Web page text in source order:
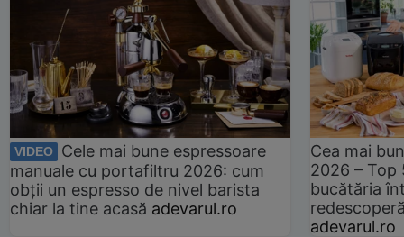
VIDEO
Cele mai bune espressoare
manuale cu portafiltru 2026: cum
obții un espresso de nivel barista
chiar la tine acasă adevarul.ro
Cea mai
2026 –
bucătăria
adevarul.ro